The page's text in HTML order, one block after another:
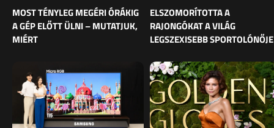
MOST TÉNYLEG MEGÉRI ÓRÁKIG
A GÉP ELŐTT ÜLNI – MUTATJUK,
MIÉRT
ELSZOMORÍTOTTA A
RAJONGÓKAT A VILÁG
LEGSZEXISEBB SPORTOLÓNŐJE